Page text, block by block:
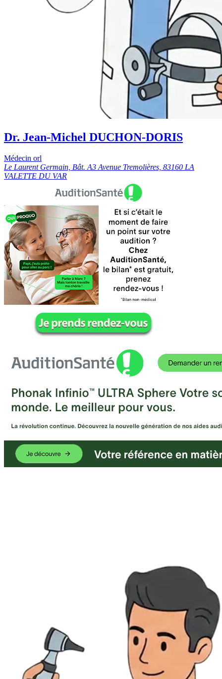
Dr. Jean-Michel DUCHON-DORIS
Médecin orl
Le Laurent Germain, Bât. A3 Avenue Tremolières, 83160 LA
VALETTE DU VAR